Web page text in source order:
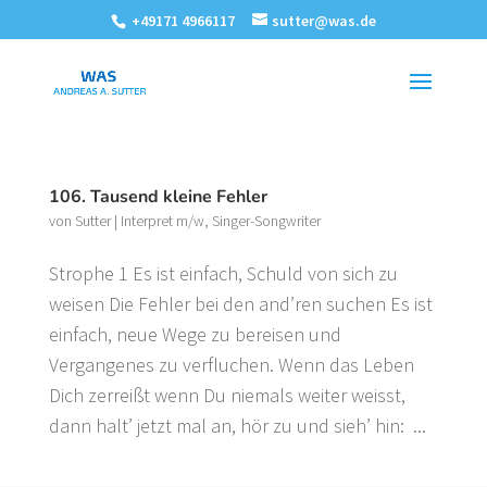
+49171 4966117 sutter@was.de
106. Tausend kleine Fehler
von Sutter| Interpret m/w, Singer-Songwriter
Strophe 1 Es ist einfach, Schuld von sich zu
weisen Die Fehler bei den and’ren suchen Es ist
einfach, neue Wege zu bereisen und
Vergangenes zu verfluchen. Wenn das Leben
Dich zerreißt wenn Du niemals weiter weisst,
dann halt’ jetzt mal an, hör zu und sieh’ hin: ...